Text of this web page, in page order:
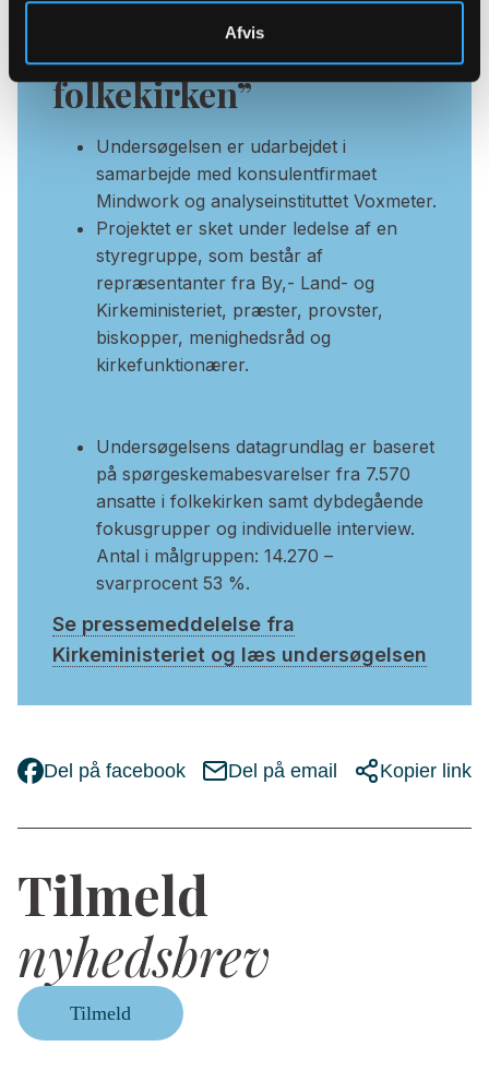
Afvis
arbejdsmiljø i
folkekirken”
Undersøgelsen er udarbejdet i
samarbejde med konsulentfirmaet
Mindwork og analyseinstituttet Voxmeter.
Projektet er sket under ledelse af en
styregruppe, som består af
repræsentanter fra By,- Land- og
Kirkeministeriet, præster, provster,
biskopper, menighedsråd og
kirkefunktionærer.
Undersøgelsens datagrundlag er baseret
på spørgeskemabesvarelser fra 7.570
ansatte i folkekirken samt dybdegående
fokusgrupper og individuelle interview.
Antal i målgruppen: 14.270 –
svarprocent 53 %.
Se pressemeddelelse fra
Kirkeministeriet og læs undersøgelsen
Del på facebook Del på email Kopier link
Tilmeld
nyhedsbrev
Tilmeld